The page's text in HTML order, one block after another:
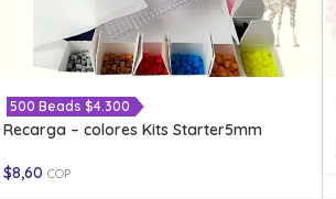
500 Beads $4.300
Recarga – colores Kits Starter5mm
$8,60 COP